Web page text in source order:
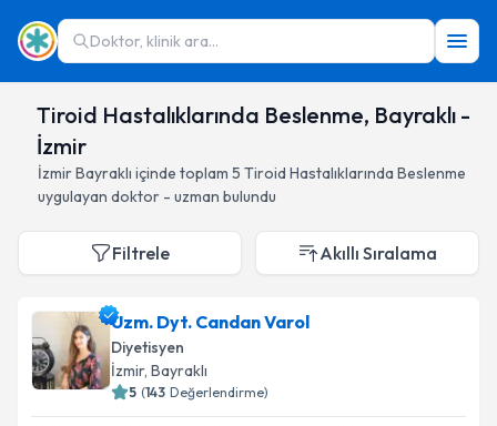
Doktor, klinik ara...
Tiroid Hastalıklarında Beslenme, Bayraklı -
İzmir
İzmirBayraklı içinde toplam 5 Tiroid Hastalıklarında Beslenme
uygulayan doktor - uzman bulundu
Filtrele Akıllı Sıralama
Uzm. Dyt. Candan Varol
Diyetisyen
İzmir, Bayraklı
5 (143 Değerlendirme)